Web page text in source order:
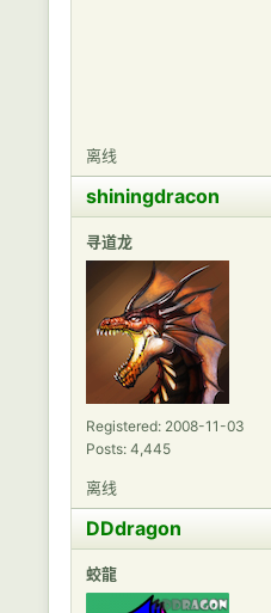
离线
shiningdracon
寻道龙
Registered: 2008-11-03
Posts: 4,445
离线
DDdragon
蛟龍